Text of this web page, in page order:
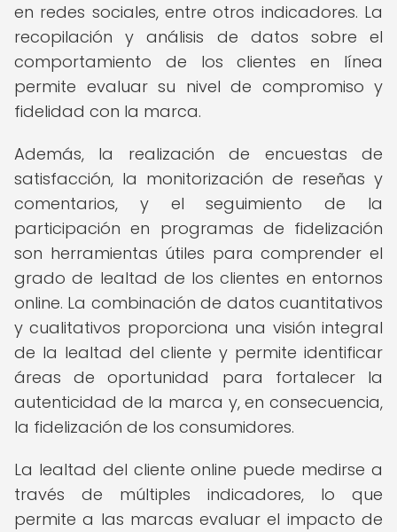
en redes sociales, entre otros indicadores. La
recopilación y análisis de datos sobre el
comportamiento de los clientes en línea
permite evaluar su nivel de compromiso y
fidelidad con la marca.
Además, la realización de encuestas de
satisfacción, la monitorización de reseñas y
comentarios, y el seguimiento de la
participación en programas de fidelización
son herramientas útiles para comprender el
grado de lealtad de los clientes en entornos
online. La combinación de datos cuantitativos
y cualitativos proporciona una visión integral
de la lealtad del cliente y permite identificar
áreas de oportunidad para fortalecer la
autenticidad de la marca y, en consecuencia,
la fidelización de los consumidores.
La lealtad del cliente online puede medirse a
través de múltiples indicadores, lo que
permite a las marcas evaluar el impacto de